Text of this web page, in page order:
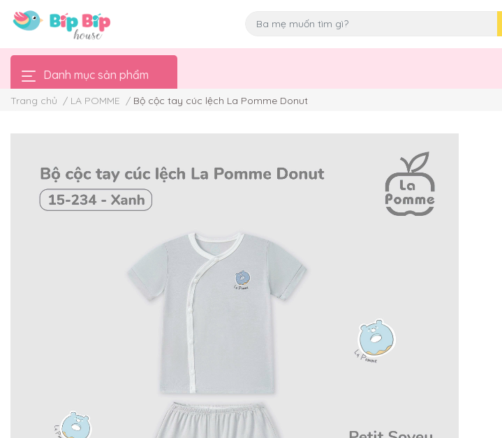
Danh mục sản phẩm
Trang chủ / LA POMME / Bộ cộc tay cúc lệch La Pomme Donut